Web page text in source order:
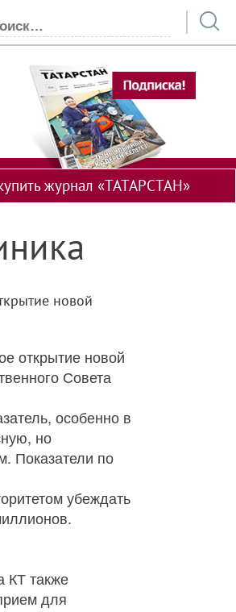
журнал «ТАТАРСТАН»
новой
открытие новой
Совета
особенно в
но
Показатели по
убеждать
КТ также
для